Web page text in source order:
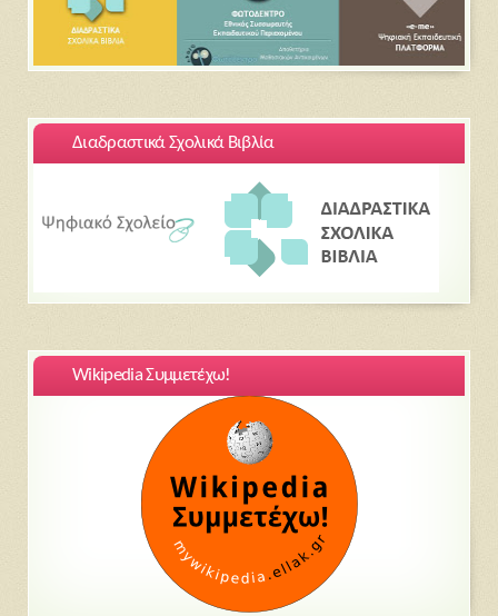
Διαδραστικά Σχολικά Βιβλία
Wikipedia Συμμετέχω!